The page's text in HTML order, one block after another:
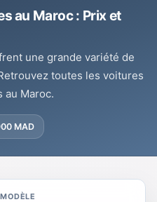
au Maroc : Prix et
une grande variété de
toutes les voitures
au Maroc.
MAD
MODÈLE